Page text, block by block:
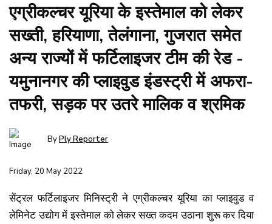
एग्रीकल्चर यूरिया के इस्तेमाल को लेकर
सख्ती, हरियाणा, तेलंगाना, गुजरात समेत
अन्य राज्यों में फर्टिलाइजर टीम की रेड -
यमुनानगर की प्लाइवुड इंडस्ट्री में अफरा-
तफरी, सड़क‍ पर उतरे मालिक व श्रमिक
ByPly Reporter
Friday, 20 May 2022
सेंट्रल फर्टिलाइजर मिनिस्ट्री ने एग्रीकल्चर यूरिया का प्लाइवुड व
लेमिनेट उद्योग में इस्तेमाल को लेकर सख्त कदम उठाना शुरू कर दिया